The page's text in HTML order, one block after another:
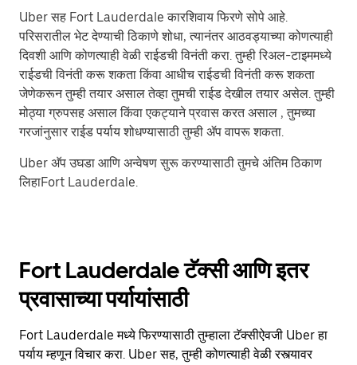
Uber सह Fort Lauderdale कारशिवाय फिरणे सोपे आहे.
परिसरातील भेट देण्याची ठिकाणे शोधा, त्यानंतर आठवड्याच्या कोणत्याही
दिवशी आणि कोणत्याही वेळी राईडची विनंती करा. तुम्ही रिअल-टाइममध्ये
राईडची विनंती करू शकता किंवा आधीच राईडची विनंती करू शकता
जेणेकरून तुम्ही तयार असाल तेव्हा तुमची राईड देखील तयार असेल. तुम्ही
मोठ्या ग्रुपसह असाल किंवा एकट्याने प्रवास करत असाल , तुमच्या
गरजांनुसार राईड पर्याय शोधण्यासाठी तुम्ही ॲप वापरू शकता.
Uber अ‍ॅप उघडा आणि अन्वेषण सुरू करण्यासाठी तुमचे अंतिम ठिकाण
लिहाFort Lauderdale.
Fort Lauderdale टॅक्सी आणि इतर
प्रवासाच्या पर्यायांसाठी
Fort Lauderdale मध्ये फिरण्यासाठी तुम्हाला टॅक्सीऐवजी Uber हा
पर्याय म्हणून विचार करा. Uber सह, तुम्ही कोणत्याही वेळी रस्त्यावर